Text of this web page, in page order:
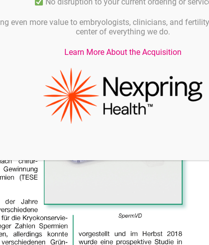
No disruption to your current ordering or
even more value to embryologists, clinicians, and
center of everything we do.
Learn More About the Acquisition